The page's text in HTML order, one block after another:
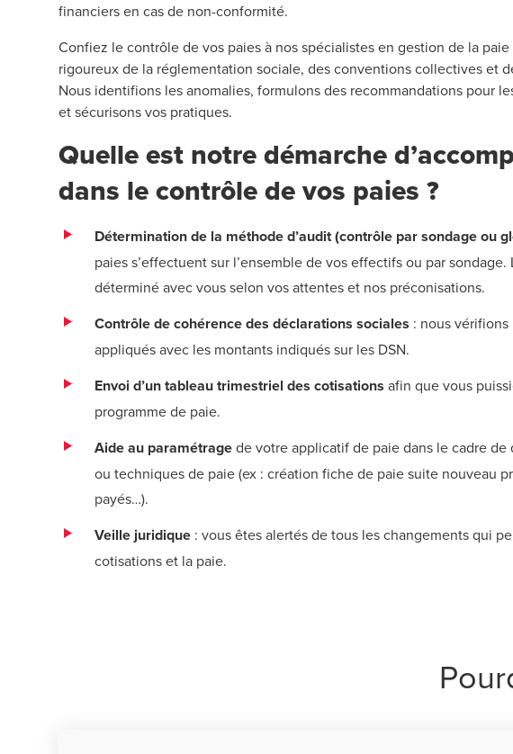
financiers en cas de non-conformité.
Confiez le contrôle de vos paies à nos spécialistes en gestion de la
rigoureux de la réglementation sociale, des conventions collectives et
Nous identifions les anomalies, formulons des recommandations pour
et sécurisons vos pratiques.
Quelle est notre démarche
dans le contrôle de vos paies ?
Détermination de la méthode d’audit (contrôle par sondage ou
paies s’effectuent sur l’ensemble de vos effectifs ou par
déterminé avec vous selon vos attentes et nos préconisations.
Contrôle de cohérence des déclarations sociales : nous
appliqués avec les montants indiqués sur les DSN.
Envoi d’un tableau trimestriel des cotisations afin que vous
programme de paie.
Aide au paramétragede votre applicatif de paie dans le cadre
ou techniques de paie (ex : création fiche de paie suite nouveau
payés…).
Veille juridique : vous êtes alertés de tous les changements qui
cotisations et la paie.